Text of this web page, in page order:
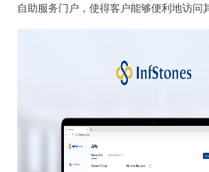
自助服务门户，使得客户能够便利地访问